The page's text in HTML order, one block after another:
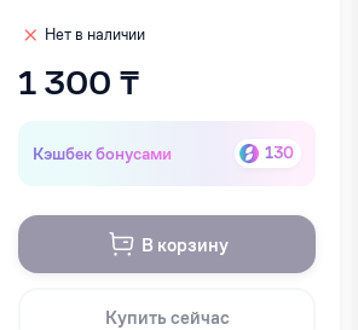
Нет в наличии
1 300 ₸
Кэшбек бонусами 130
В корзину
Купить сейчас